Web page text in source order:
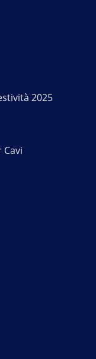
2025
Cavi